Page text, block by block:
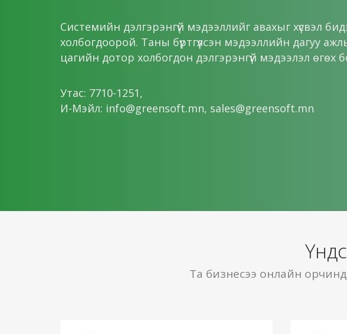
Системийн дэлгэрэнгүй мэдээллийг авахыг хүсвэл
холбогдоорой. Таны бүртгүүлсэн мэдээллийн дагуу
цагийн дотор холбогдон дэлгэрэнгүй мэдээлэл өгөх
Утас: 7710-1251,
И-Мэйл: info@greensoft.mn, sales@greensoft.mn
Та бизнесээ онлайн